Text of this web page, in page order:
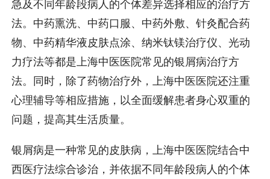
急及不同年龄段病人的个体差异选择相应的治疗方
法。中药熏洗、中药口服、中药外敷、针灸配合药
物、中药精华液皮肤点涂、纳米钛镁治疗仪、光动
力疗法等都是上海中医医院常见的银屑病治疗方
法。同时，除了药物治疗外，上海中医医院还注重
心理辅导等相应措施，以全面缓解患者身心双重的
问题，提高其生活质量。
银屑病是一种常见的皮肤病，上海中医医院结合中
西医疗法综合诊治，并依据不同年龄段病人的个体